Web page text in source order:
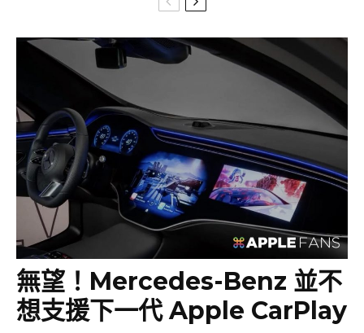
無望！Mercedes-Benz 並不
想支援下一代 Apple CarPlay